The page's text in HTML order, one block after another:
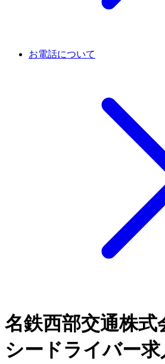
お電話について
名鉄西部交通株式
シードライバー求